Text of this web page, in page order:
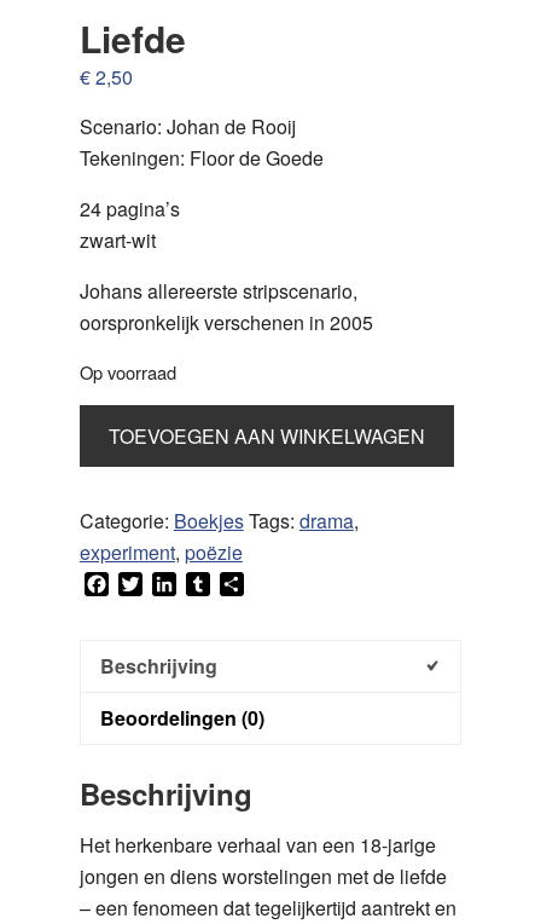
Liefde
€2,50
Scenario: Johan de Rooij
Tekeningen: Floor de Goede
24 pagina’s
zwart-wit
Johans allereerste stripscenario,
oorspronkelijk verschenen in 2005
Op voorraad
aantal
TOEVOEGEN AAN WINKELWAGEN
Categorie: BoekjesTags: drama,
experiment, poëzie
Facebook
TwitterLinkedIn
TumblrDelen
Beschrijving
Beoordelingen (0)
Beschrijving
Het herkenbare verhaal van een 18-jarige
jongen en diens worstelingen met de liefde
– een fenomeen dat tegelijkertijd aantrekt en